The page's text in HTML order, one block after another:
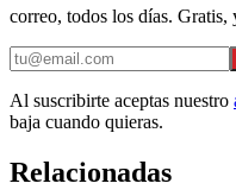
correo, todos los días. Gratis,
Al suscribirte aceptas nuestro
baja cuando quieras.
Relacionadas